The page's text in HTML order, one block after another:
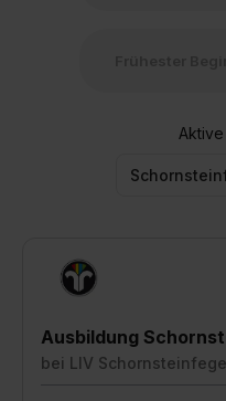
Aktive
Ausbildung
bei LIV